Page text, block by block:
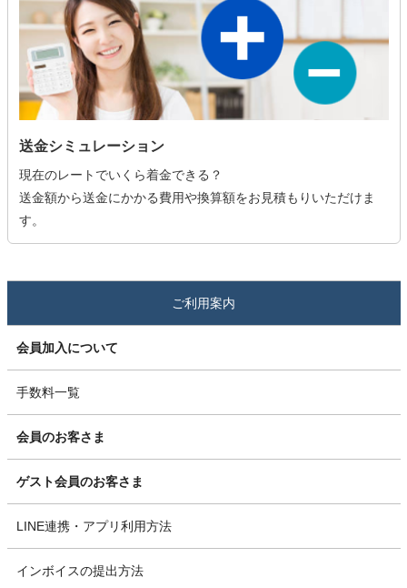
送金シミュレーション
現在のレートでいくら着金できる？
送金額から送金にかかる費用や換算額をお見積もりいただけま
す。
ご利用案内
会員加入について
手数料一覧
会員のお客さま
ゲスト会員のお客さま
LINE連携・アプリ利用方法
インボイスの提出方法